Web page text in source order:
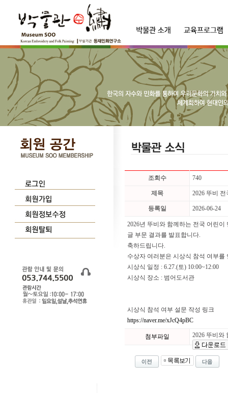
조회수 740
제목 2026 뚜비
등록일 2026-06-24
2026년 뚜비와 함께하는 전국 어린이
글 부문 결과를 발표합니다.
축하드립니다.
수상자 여러분은 시상식 참석 여부를
시상식 일정 : 6.27.(토) 10:00~12:00
시상식 장소 : 범어도서관
시상식 참석 여부 설문 작성 링크
https://naver.me/xJcQ4pBC
첨부파일 2026 뚜비와